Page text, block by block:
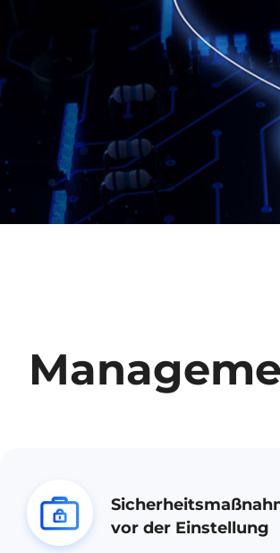
vor der Einstellung